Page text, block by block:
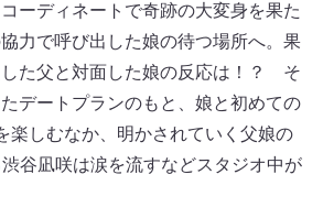
ーディネートで奇跡の大変身を果た
力で呼び出した娘の待つ場所へ。果
た父と対面した娘の反応は！？ そ
デートプランのもと、娘と初めての
楽しむなか、明かされていく父娘の
谷凪咲は涙を流すなどスタジオ中が